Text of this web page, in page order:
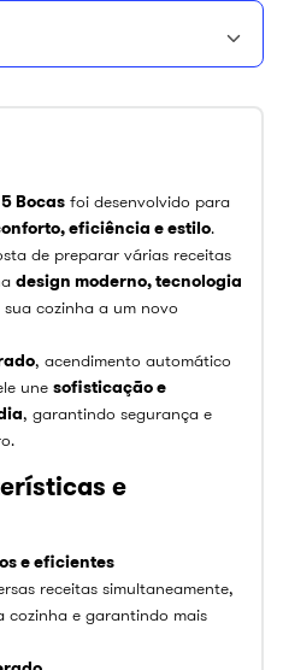
Bocas foi desenvolvido para
eficiência e estilo.
de preparar várias receitas
design moderno, tecnologia
cozinha a um novo
, acendimento automático
une sofisticação e
, garantindo segurança e
e
e eficientes
receitas simultaneamente,
cozinha e garantindo mais